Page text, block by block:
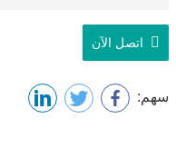
اتصل الآن
سهم: